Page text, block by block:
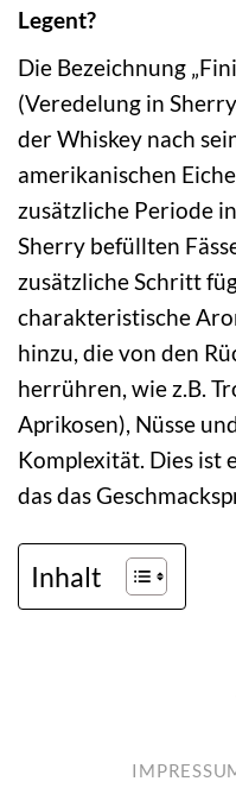
Legent?
Die Bezeichnung
(Veredelung in
der Whiskey nach
amerikanischen
zusätzliche Periode
Sherry befüllten
zusätzliche Schritt
charakteristische
hinzu, die von den
herrühren, wie z.B.
Aprikosen), Nüsse
Komplexität. Dies ist
das das
Inhalt